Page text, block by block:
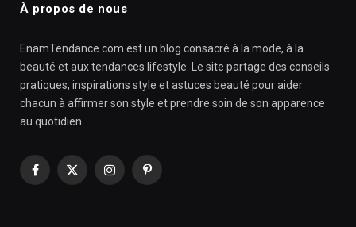
À propos de nous
EnamTendance.com est un blog consacré à la mode, à la
beauté et aux tendances lifestyle. Le site partage des conseils
pratiques, inspirations style et astuces beauté pour aider
chacun à affirmer son style et prendre soin de son apparence
au quotidien.
Facebook
X
InstagramPinterest